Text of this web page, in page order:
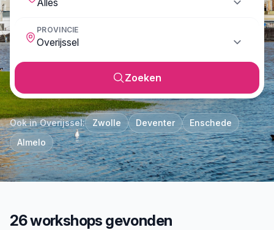
PROVINCIE
Zoeken
Ook in Overijssel: Zwolle Deventer
Enschede
Almelo
26 workshops gevonden